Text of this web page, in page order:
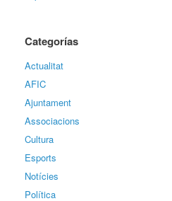
Categorías
Actualitat
AFIC
Ajuntament
Associacions
Cultura
Esports
Notícies
Política